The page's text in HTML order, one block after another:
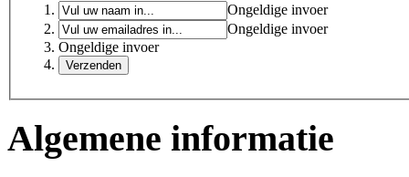
Ongeldige invoer
Ongeldige invoer
Ongeldige invoer
Algemene informatie